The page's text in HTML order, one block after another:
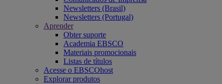
Newsletters (Brasil)
Newsletters (Portugal)
Aprender
Obter suporte
Academia EBSCO
Materiais promocionais
Listas de títulos
Acesse o EBSCOhost
Explorar produtos